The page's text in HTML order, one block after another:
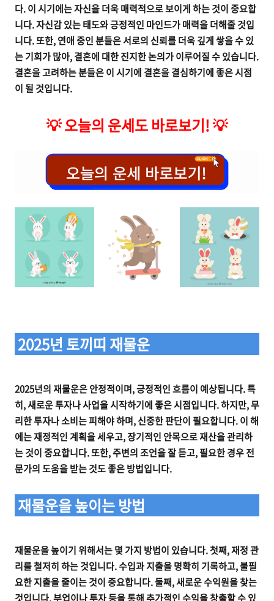
다. 이 시기에는 자신을 더욱 매력적으로 보이게 하는 것이 중요합
니다. 자신감 있는 태도와 긍정적인 마인드가 매력을 더해줄 것입
니다. 또한, 연애 중인 분들은 서로의 신뢰를 더욱 깊게 쌓을 수 있
는 기회가 많아, 결혼에 대한 진지한 논의가 이루어질 수 있습니다.
결혼을 고려하는 분들은 이 시기에 결혼을 결심하기에 좋은 시점
이 될 것입니다.
💡오늘의 운세도 바로보기!💡
2025년 토끼띠 재물운
2025년의 재물운은 안정적이며, 긍정적인 흐름이 예상됩니다. 특
히, 새로운 투자나 사업을 시작하기에 좋은 시점입니다. 하지만, 무
리한 투자나 소비는 피해야 하며, 신중한 판단이 필요합니다. 이 해
에는 재정적인 계획을 세우고, 장기적인 안목으로 재산을 관리하
는 것이 중요합니다. 또한, 주변의 조언을 잘 듣고, 필요한 경우 전
문가의 도움을 받는 것도 좋은 방법입니다.
재물운을 높이는 방법
재물운을 높이기 위해서는 몇 가지 방법이 있습니다. 첫째, 재정 관
리를 철저히 하는 것입니다. 수입과 지출을 명확히 기록하고, 불필
요한 지출을 줄이는 것이 중요합니다. 둘째, 새로운 수익원을 찾는
것입니다. 부업이나 투자 등을 통해 추가적인 수익을 창출할 수 있